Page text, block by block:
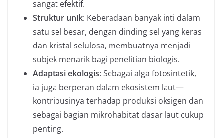
sangat efektif.
Struktur unik: Keberadaan banyak inti dalam
satu sel besar, dengan dinding sel yang keras
dan kristal selulosa, membuatnya menjadi
subjek menarik bagi penelitian biologis.
Adaptasi ekologis: Sebagai alga fotosintetik,
ia juga berperan dalam ekosistem laut—
kontribusinya terhadap produksi oksigen dan
sebagai bagian mikrohabitat dasar laut cukup
penting.